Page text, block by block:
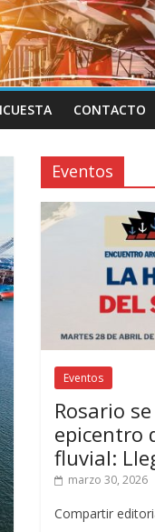
CONTACTO
Eventos
Eventos
Rosario
epicentro
fluvial:
marzo 30, 2026
Compartir